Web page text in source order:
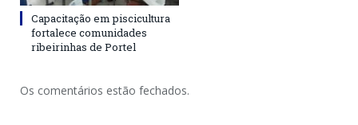
Capacitação em piscicultura
fortalece comunidades
ribeirinhas de Portel
Os comentários estão fechados.